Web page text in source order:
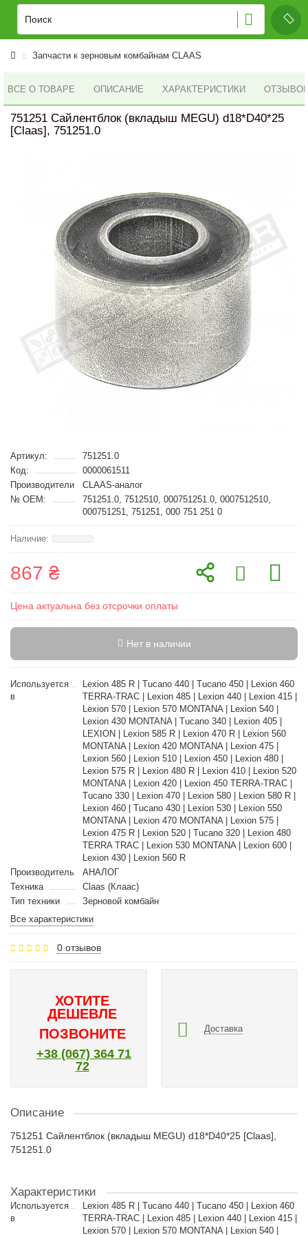
Запчасти к зерновым комбайнам CLAAS
ВСЕ О ТОВАРЕ ОПИСАНИЕ ХАРАКТЕРИСТИКИ ОТЗЫВОВ
751251 Сайлентблок (вкладыш MEGU) d18*D40*25
[Claas], 751251.0
Артикул:
751251.0
Код:
0000061511
Производители
CLAAS-аналог
№ OEM:
751251.0, 7512510, 000751251.0, 0007512510,
000751251, 751251, 000 751 251 0
867 ₴
Цена актуальна без отсрочки оплаты
Нет в наличии
Используется
в
Lexion 485 R | Tucano 440 | Tucano 450 | Lexion 460
TERRA-TRAC | Lexion 485 | Lexion 440 | Lexion 415 |
Lexion 570 | Lexion 570 MONTANA | Lexion 540 |
Lexion 430 MONTANA | Tucano 340 | Lexion 405 |
LEXION | Lexion 585 R | Lexion 470 R | Lexion 560
MONTANA | Lexion 420 MONTANA | Lexion 475 |
Lexion 560 | Lexion 510 | Lexion 450 | Lexion 480 |
Lexion 575 R | Lexion 480 R | Lexion 410 | Lexion 520
MONTANA | Lexion 420 | Lexion 450 TERRA-TRAC |
Tucano 330 | Lexion 470 | Lexion 580 | Lexion 580 R |
Lexion 460 | Tucano 430 | Lexion 530 | Lexion 550
MONTANA | Lexion 470 MONTANA | Lexion 575 |
Lexion 475 R | Lexion 520 | Tucano 320 | Lexion 480
TERRA TRAC | Lexion 530 MONTANA | Lexion 600 |
Lexion 430 | Lexion 560 R
Производитель
АНАЛОГ
Техника
Claas (Клаас)
Тип техники
Зерновой комбайн
Все характеристики
0 отзывов
ХОТИТЕ
ДЕШЕВЛЕ
ПОЗВОНИТЕ
+38 (067) 364 71
72
Доставка
Описание
751251 Сайлентблок (вкладыш MEGU) d18*D40*25 [Claas],
751251.0
Характеристики
Используется
в
Lexion 485 R | Tucano 440 | Tucano 450 | Lexion 460
TERRA-TRAC | Lexion 485 | Lexion 440 | Lexion 415 |
Lexion 570 | Lexion 570 MONTANA | Lexion 540 |